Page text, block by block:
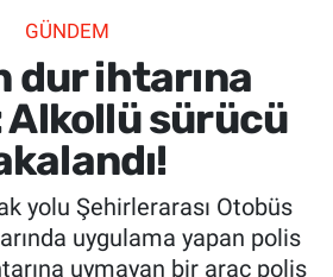
GÜNDEM
dur ihtarına
Alkollü sürücü
yolu Şehirlerarası Otobüs
uygulama yapan polis
uymayan bir araç polis